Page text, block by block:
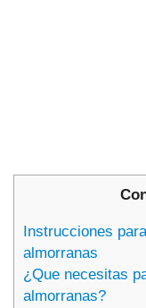
Instrucciones
almorranas
¿Que necesitas
almorranas?